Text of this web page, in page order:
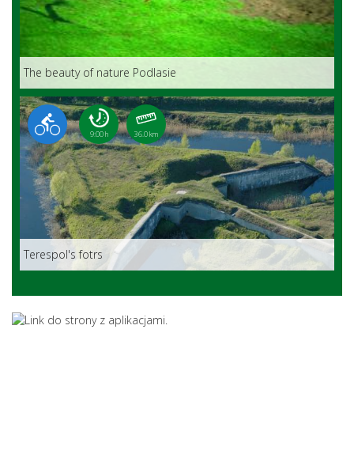
The beauty of nature Podlasie
9:00 h 36.0 km
Terespol's fotrs